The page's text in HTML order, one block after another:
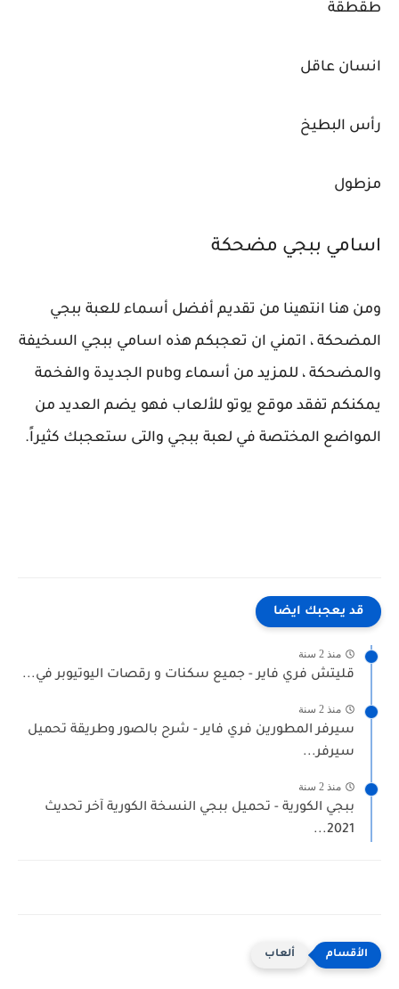
طقطقة
انسان عاقل
رأس البطيخ
مزطول
اسامي ببجي مضحكة
ومن هنا انتهينا من تقديم أفضل أسماء للعبة ببجي
المضحكة ، اتمني ان تعجبكم هذه اسامي ببجي السخيفة
والمضحكة ، للمزيد من أسماء pubg الجديدة والفخمة
يمكنكم تفقد موقع يوتو للألعاب فهو يضم العديد من
المواضع المختصة في لعبة ببجي والتى ستعجبك كثيراً.
قد يعجبك ايضا
منذ 2 سنة
قليتش فري فاير - جميع سكنات و رقصات اليوتيوبر في...
منذ 2 سنة
سيرفر المطورين فري فاير - شرح بالصور وطريقة تحميل
سيرفر...
منذ 2 سنة
ببجي الكورية - تحميل ببجي النسخة الكورية آخر تحديث
2021...
ألعاب